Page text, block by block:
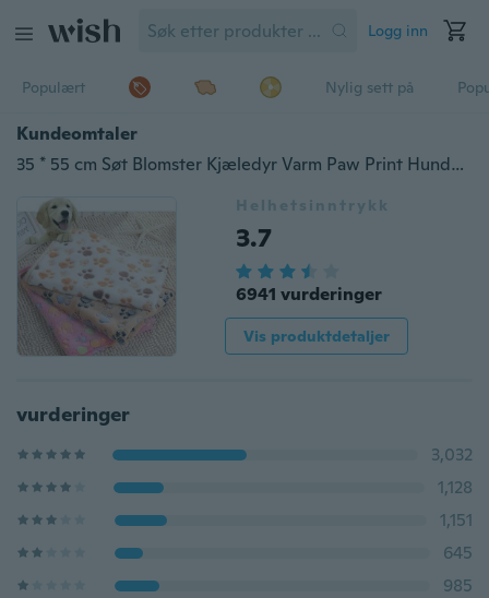
Logg inn
Populært Nylig sett på
Kundeomtaler
35 * 55 cm Søt Blomster Kjæledyr Varm Paw Print Hundvalp Fleece Myk teppe Sengematte
Helhetsinntrykk
3.7
6941 vurderinger
Vis produktdetaljer
vurderinger
3,032
1,128
1,151
645
985